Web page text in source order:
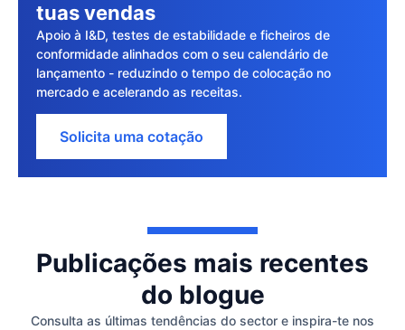
tuas vendas
Apoio à I&D, testes de estabilidade e ficheiros de
conformidade alinhados com o seu calendário de
lançamento - reduzindo o tempo de colocação no
mercado e acelerando as receitas.
Solicita uma cotação
Publicações mais recentes
do blogue
Consulta as últimas tendências do sector e inspira-te nos